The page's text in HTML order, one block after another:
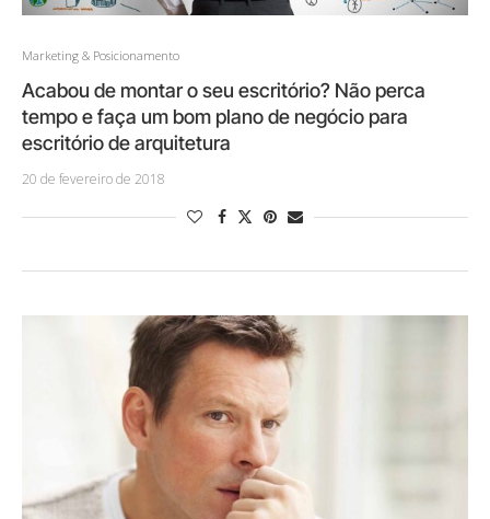
Marketing & Posicionamento
Acabou de montar o seu escritório? Não perca
tempo e faça um bom plano de negócio para
escritório de arquitetura
20 de fevereiro de 2018